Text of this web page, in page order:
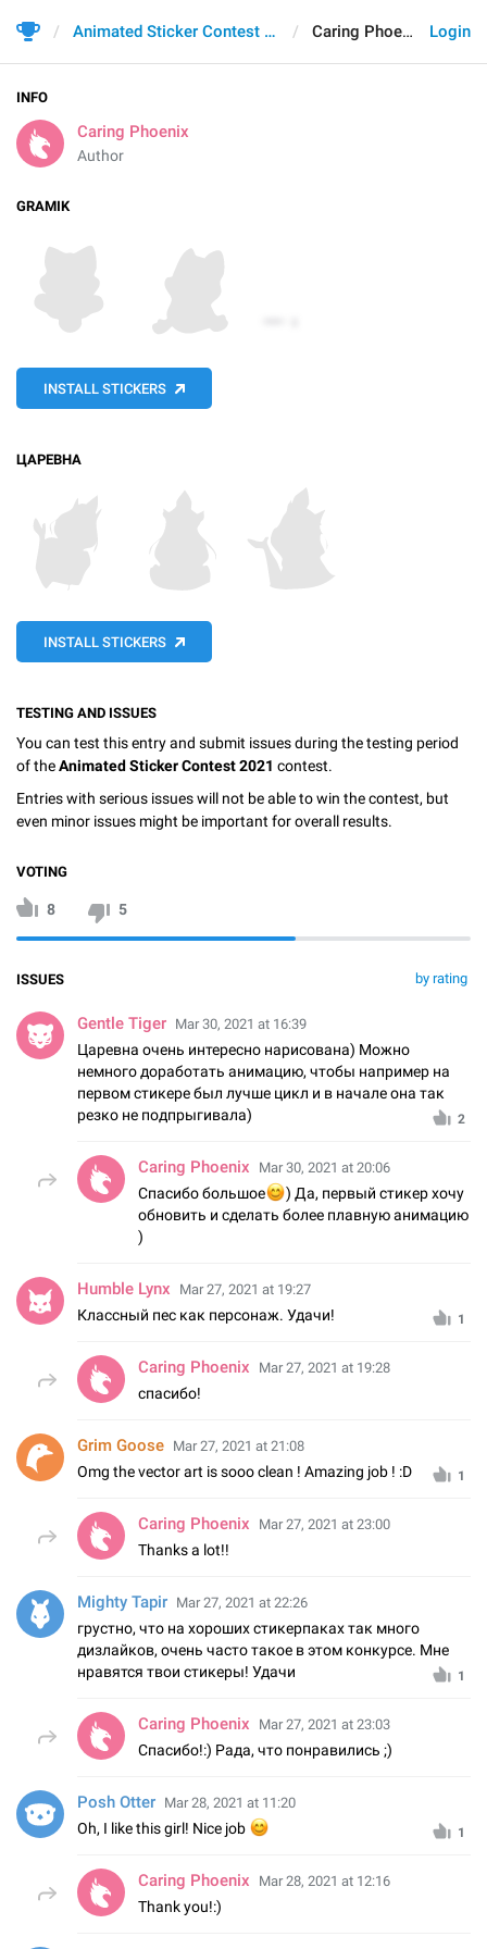
Login
Animated Sticker Contest 2021 Caring Phoenix
INFO
Caring Phoenix
Author
GRAMIK
INSTALL STICKERS
ЦАРЕВНА
INSTALL STICKERS
TESTING AND ISSUES
You can test this entry and submit issues during the testing period
of theAnimated Sticker Contest 2021 contest.
Entries with serious issues will not be able to win the contest, but
even minor issues might be important for overall results.
VOTING
8 5
by rating
ISSUES
Gentle Tiger Mar 30, 2021 at 16:39
Царевна очень интересно нарисована) Можно
немного доработать анимацию, чтобы например на
первом стикере был лучше цикл и в начале она так
резко не подпрыгивала)
2
Caring Phoenix Mar 30, 2021 at 20:06
Спасибо большое
😊) Да, первый стикер хочу
обновить и сделать более плавную анимацию
)
Humble Lynx Mar 27, 2021 at 19:27
Классный пес как персонаж. Удачи! 1
Caring Phoenix Mar 27, 2021 at 19:28
спасибо!
Grim Goose Mar 27, 2021 at 21:08
Omg the vector art is sooo clean ! Amazing job ! :D 1
Caring Phoenix Mar 27, 2021 at 23:00
Thanks a lot!!
Mighty Tapir Mar 27, 2021 at 22:26
грустно, что на хороших стикерпаках так много
дизлайков, очень часто такое в этом конкурсе. Мне
нравятся твои стикеры! Удачи
1
Caring Phoenix Mar 27, 2021 at 23:03
Спасибо!:) Рада, что понравились ;)
Posh Otter Mar 28, 2021 at 11:20
Oh, I like this girl! Nice job
😊 1
Caring Phoenix Mar 28, 2021 at 12:16
Thank you!:)